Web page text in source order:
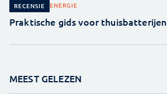
RECENSIE ENERGIE
Praktische gids voor thuisbatterijen
MEEST GELEZEN